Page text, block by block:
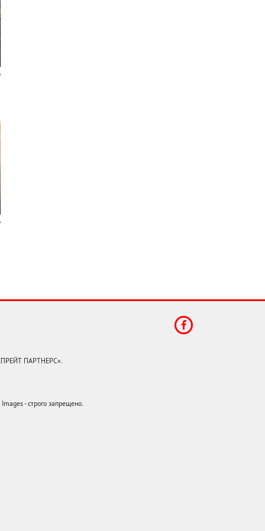
ПАРТНЕРС».
- строго запрещено.